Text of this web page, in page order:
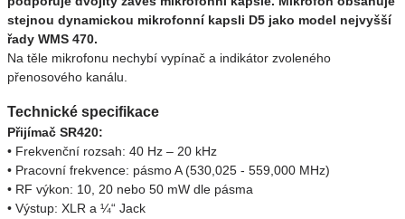
stejnou dynamickou mikrofonní kapsli D5 jako model nejvyšší
řady WMS 470.
Na těle mikrofonu nechybí vypínač a indikátor zvoleného
přenosového kanálu.
Technické specifikace
Přijímač SR420:
• Frekvenční rozsah: 40 Hz – 20 kHz
• Pracovní frekvence: pásmo A (530,025 - 559,000 MHz)
• RF výkon: 10, 20 nebo 50 mW dle pásma
• Výstup: XLR a ¼“ Jack